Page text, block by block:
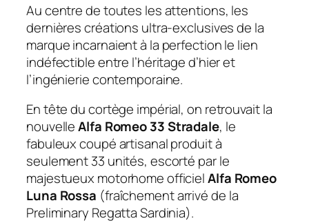
Au centre de toutes les attentions, les
dernières créations ultra-exclusives de la
marque incarnaient à la perfection le lien
indéfectible entre l’héritage d’hier et
l’ingénierie contemporaine.
En tête du cortège impérial, on retrouvait la
nouvelleAlfa Romeo 33 Stradale, le
fabuleux coupé artisanal produit à
seulement 33 unités, escorté par le
majestueux motorhome officielAlfa Romeo
Luna Rossa (fraîchement arrivé de la
Preliminary Regatta Sardinia).